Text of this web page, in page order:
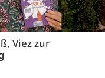
Viez zur